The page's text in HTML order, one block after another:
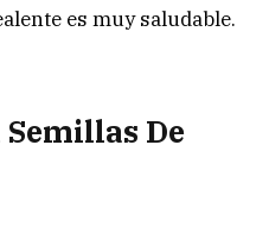
es muy saludable.
Semillas De